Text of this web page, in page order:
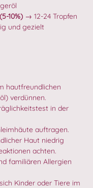
10%) → 12-24 Tropfen
und gezielt
hautfreundlichen
verdünnen.
in der
auftragen.
Haut niedrig
achten.
familiären Allergien
Kinder oder Tiere im